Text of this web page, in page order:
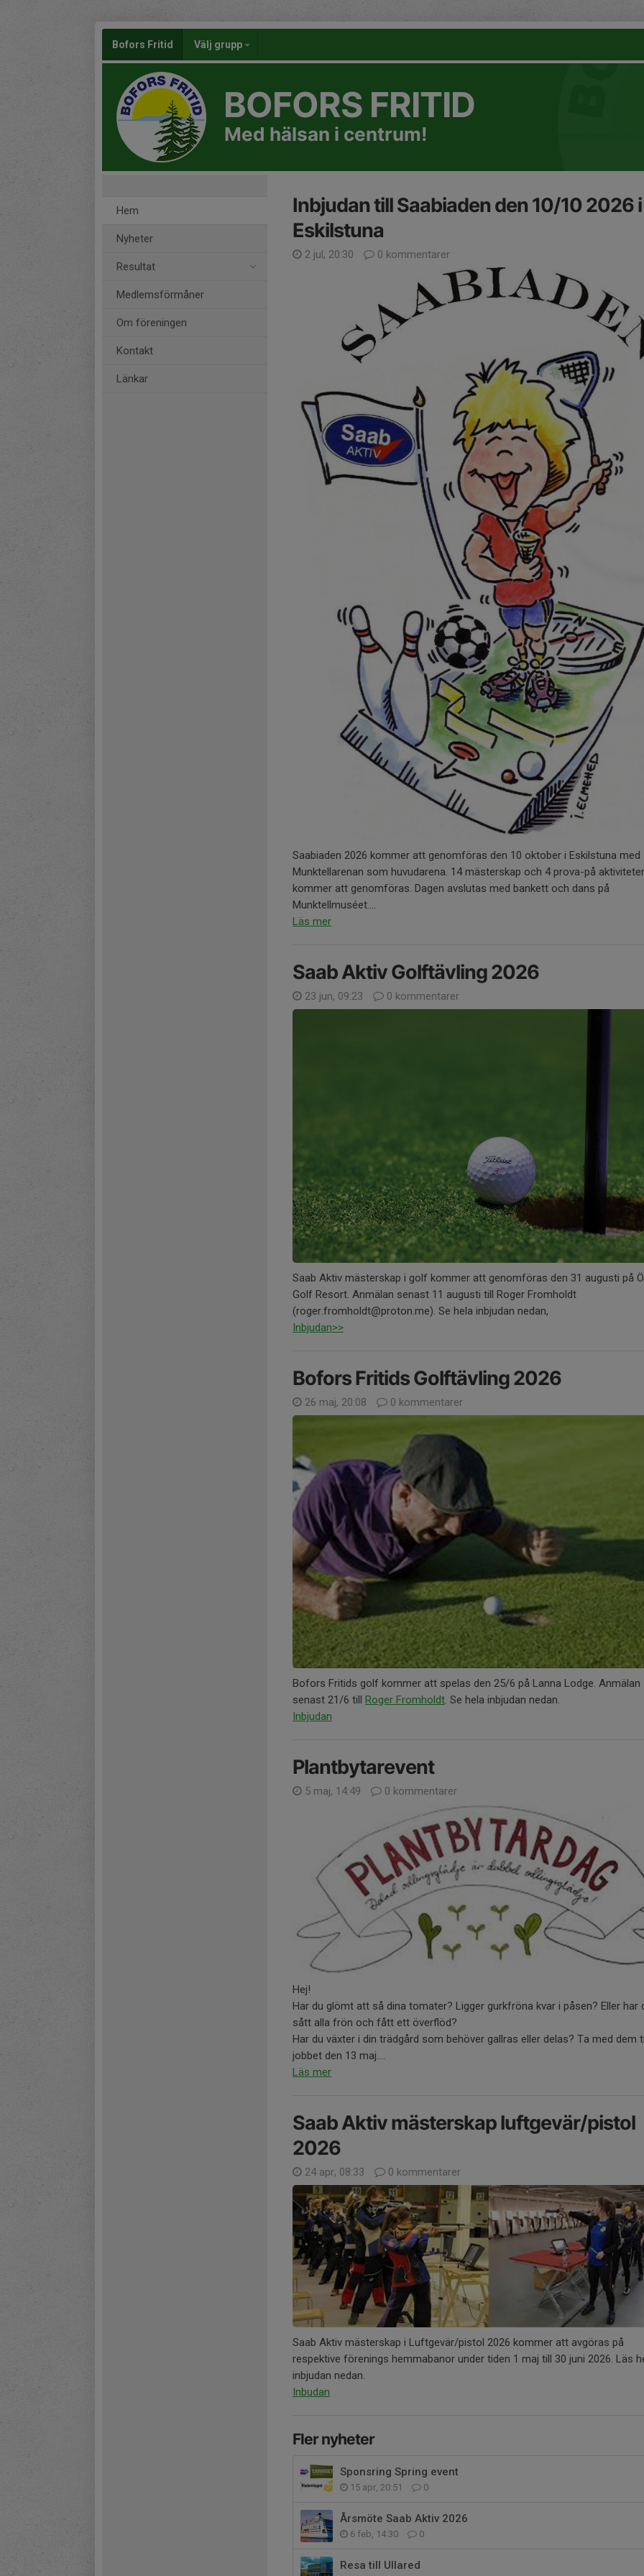
Bofors Fritid Välj grupp
BOFORS FRITID
Med hälsan i centrum!
Hem
Nyheter
Resultat
Medlemsförmåner
Om föreningen
Kontakt
Länkar
Inbjudan till Saabiaden den 10/10 2026 i
Eskilstuna
2 jul, 20:30 0 kommentarer
Saabiaden 2026 kommer att genomföras den 10 oktober i Eskilstuna med
Munktellarenan som huvudarena. 14 mästerskap och 4 prova-på aktiviteter
kommer att genomföras. Dagen avslutas med bankett och dans på
Munktellmuséet....
Läs mer
Saab Aktiv Golftävling 2026
23 jun, 09:23 0 kommentarer
Saab Aktiv mästerskap i golf kommer att genomföras den 31 augusti på
Golf Resort. Anmälan senast 11 augusti till Roger Fromholdt
(roger.fromholdt@proton.me). Se hela inbjudan nedan,
Inbjudan>>
Bofors Fritids Golftävling 2026
26 maj, 20:08 0 kommentarer
Bofors Fritids golf kommer att spelas den 25/6 på Lanna Lodge. Anmälan
senast 21/6 till Roger Fromholdt. Se hela inbjudan nedan.
Inbjudan
Plantbytarevent
5 maj, 14:49 0 kommentarer
Hej!
Har du glömt att så dina tomater? Ligger gurkfröna kvar i påsen? Eller har
sått alla frön och fått ett överflöd?
Har du växter i din trädgård som behöver gallras eller delas? Ta med dem
jobbet den 13 maj....
Läs mer
Saab Aktiv mästerskap luftgevär/pistol
2026
24 apr, 08:33 0 kommentarer
Saab Aktiv mästerskap i Luftgevär/pistol 2026 kommer att avgöras på
respektive förenings hemmabanor under tiden 1 maj till 30 juni 2026. Läs
inbjudan nedan.
Inbudan
Fler nyheter
Sponsring Spring event
15 apr, 20:51 0
Årsmöte Saab Aktiv 2026
6 feb, 14:30 0
Resa till Ullared